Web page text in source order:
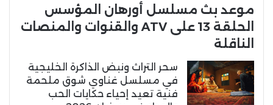
موعد بث مسلسل أورهان المؤسس
الحلقة 13 على ATV والقنوات والمنصات
الناقلة
سحر التراث ونبض الذاكرة الخليجية
في مسلسل غناوي شوق ملحمة
فنية تعيد إحياء حكايات الحب